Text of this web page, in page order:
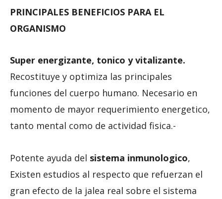
PRINCIPALES BENEFICIOS PARA EL
ORGANISMO
Super energizante, tonico y vitalizante.
Recostituye y optimiza las principales
funciones del cuerpo humano. Necesario en
momento de mayor requerimiento energetico,
tanto mental como de actividad fisica.-
Potente ayuda del sistema inmunologico,
Existen estudios al respecto que refuerzan el
gran efecto de la jalea real sobre el sistema